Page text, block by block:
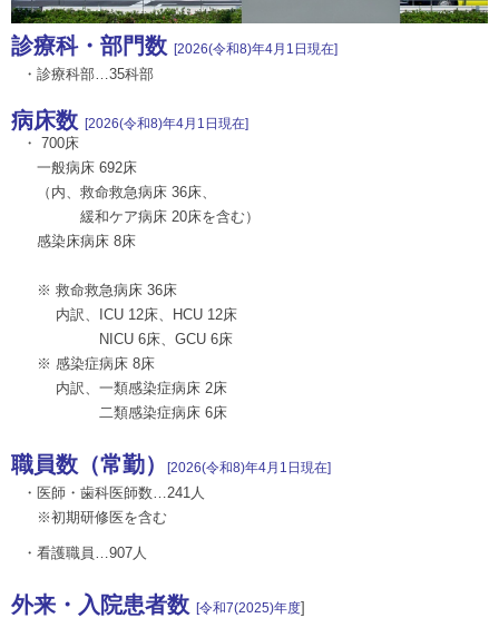
診療科・部門数 [2026(令和8)年4月1日現在]
・診療科部…35科部
病床数 [2026(令和8)年4月1日現在]
・ 700床
一般病床 692床
（内、救命救急病床 36床、
緩和ケア病床 20床を含む）
感染床病床 8床
※ 救命救急病床 36床
内訳、ICU 12床、HCU 12床
NICU 6床、GCU 6床
※ 感染症病床 8床
内訳、一類感染症病床 2床
二類感染症病床 6床
職員数（常勤） [2026(令和8)年4月1日現在]
・医師・歯科医師数…241人
※初期研修医を含む
・看護職員…907人
外来・入院患者数 [令和7(2025)年度]